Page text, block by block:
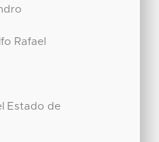
Rafael
Estado de